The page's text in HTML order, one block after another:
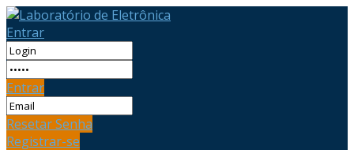
Entrar
Entrar
Resetar Senha
Registrar-se